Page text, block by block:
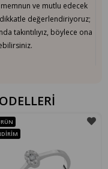
ve mutlu edecek
değerlendiriyoruz;
takıntılıyız, böylece ona